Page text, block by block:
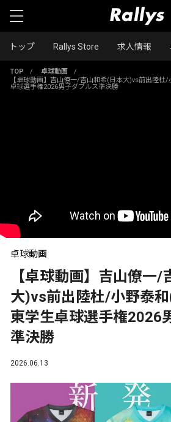
トップ Rallys Store 求人情報
TOP / 卓球動画
/
【卓球動画】吉山僚一/吉山和希(日本大)vs前出陸杜
卓球選手権2026男子ダブルス準決勝
卓球動画
【卓球動画】吉山僚一/
大)vs前出陸杜/小野泰
東学生卓球選手権2026
準決勝
2026.06.13